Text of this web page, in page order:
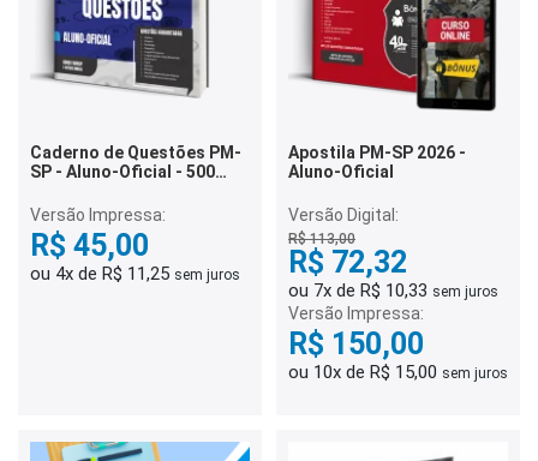
Caderno de Questões PM-
SP - Aluno-Oficial - 500
Versão Impressa:
R$ 45,00
ou 4x de R$ 11,25 sem juros
Apostila PM-SP 2026 -
Aluno-Oficial
Versão Digital:
R$ 113,00
R$ 72,32
ou 7x de R$ 10,33 sem juros
Versão Impressa:
R$ 150,00
ou 10x de R$ 15,00 sem juros